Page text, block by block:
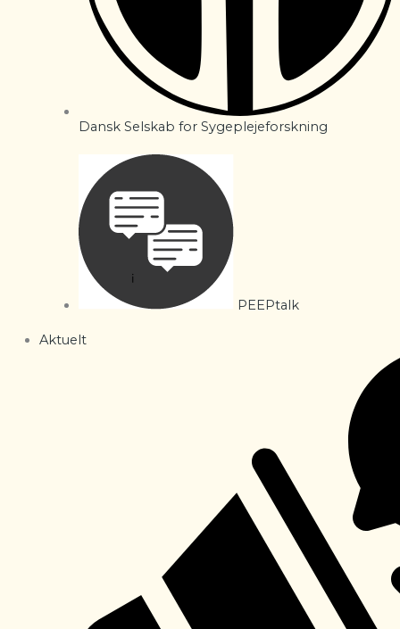
Dansk Selskab for Sygeplejeforskning
PEEPtalk
Aktuelt